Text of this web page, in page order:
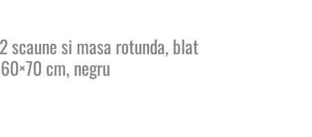
scaune si masa rotunda, blat
cm, negru